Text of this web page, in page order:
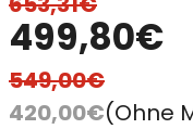
Farbkarte
499,80€
549,00€
420,00€(Ohne